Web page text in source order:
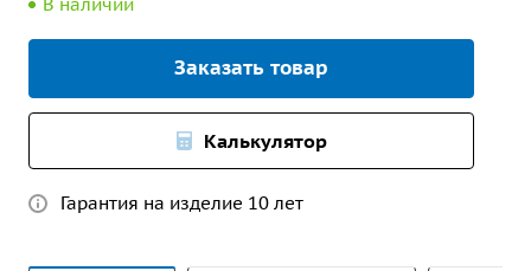
Заказать товар
Калькулятор
Гарантия на изделие 10 лет